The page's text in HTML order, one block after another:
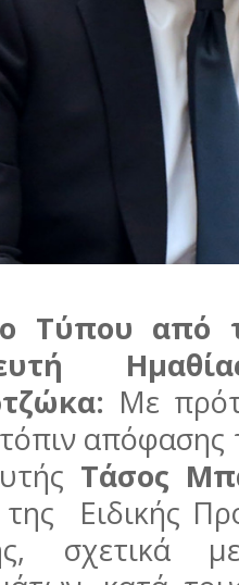
Τύπου από
Με
Τάσος
Eιδικής
σχετικά